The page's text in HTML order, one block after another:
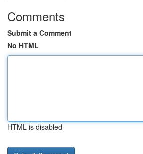
Comments
Submit a Comment
No HTML
HTML is disabled